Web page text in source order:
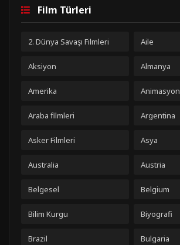
Film Türleri
2. Dünya Savaşı Filmleri Aile
Aksiyon Almanya
Amerika Animasyon
Araba filmleri Argentina
Asker Filmleri Asya
Australia Austria
Belgesel Belgium
Bilim Kurgu Biyografi
Brazil Bulgaria